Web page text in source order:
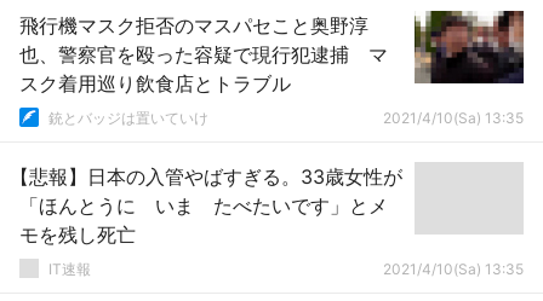
飛行機マスク拒否のマスパセこと奥野淳
也、警察官を殴った容疑で現行犯逮捕 マ
スク着用巡り飲食店とトラブル
銃とバッジは置いていけ 2021/4/10(Sa) 13:35
【悲報】日本の入管やばすぎる。33歳女性が
「ほんとうに いま たべたいです」とメ
モを残し死亡
IT速報 2021/4/10(Sa) 13:35